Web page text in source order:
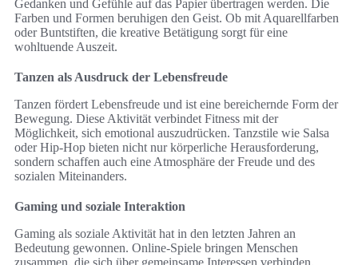
Gedanken und Gefühle auf das Papier übertragen werden. Die
Farben und Formen beruhigen den Geist. Ob mit Aquarellfarben
oder Buntstiften, die kreative Betätigung sorgt für eine
wohltuende Auszeit.
Tanzen als Ausdruck der Lebensfreude
Tanzen fördert Lebensfreude und ist eine bereichernde Form der
Bewegung. Diese Aktivität verbindet Fitness mit der
Möglichkeit, sich emotional auszudrücken. Tanzstile wie Salsa
oder Hip-Hop bieten nicht nur körperliche Herausforderung,
sondern schaffen auch eine Atmosphäre der Freude und des
sozialen Miteinanders.
Gaming und soziale Interaktion
Gaming als soziale Aktivität hat in den letzten Jahren an
Bedeutung gewonnen. Online-Spiele bringen Menschen